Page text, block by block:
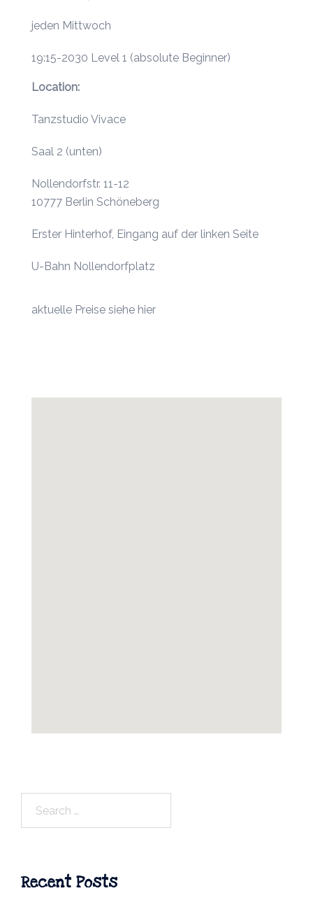
jeden Mittwoch
19:15-2030 Level 1 (absolute Beginner)
Location:
Tanzstudio Vivace
Saal 2 (unten)
Nollendorfstr. 11-12
10777 Berlin Schöneberg
Erster Hinterhof, Eingang auf der linken Seite
U-Bahn Nollendorfplatz
aktuelle Preise siehe hier
Recent Posts